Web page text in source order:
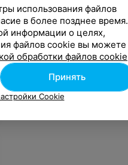
использования файлов
в более позднее время.
информации о целях,
файлов cookie вы можете
обработки файлов cookie
Принять
Cookie